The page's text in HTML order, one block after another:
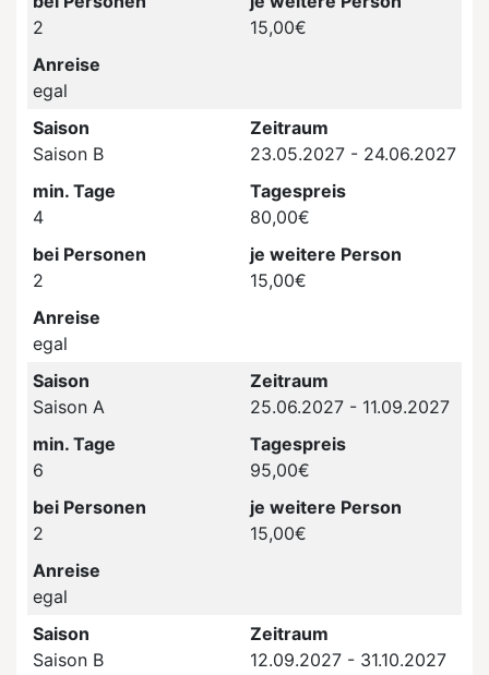
2
15,00€
Anreise
egal
Saison
Saison B
Zeitraum
23.05.2027 - 24.06.2027
min. Tage
4
Tagespreis
80,00€
bei Personen
2
je weitere Person
15,00€
Anreise
egal
Saison
Saison A
Zeitraum
25.06.2027 - 11.09.2027
min. Tage
6
Tagespreis
95,00€
bei Personen
2
je weitere Person
15,00€
Anreise
egal
Saison
Saison B
Zeitraum
12.09.2027 - 31.10.2027